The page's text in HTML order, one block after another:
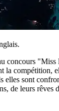
concours "Miss
la compétition,
elles sont
de leurs rêves